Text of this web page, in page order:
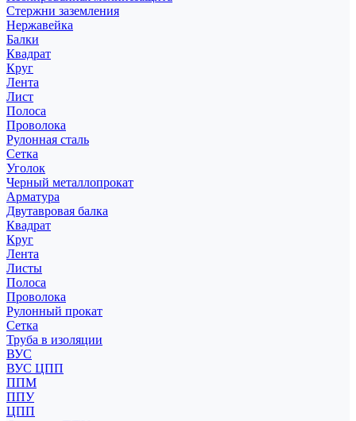
Стержни заземления
Нержавейка
Балки
Квадрат
Круг
Лента
Лист
Полоса
Проволока
Рулонная сталь
Сетка
Уголок
Черный металлопрокат
Арматура
Двутавровая балка
Квадрат
Круг
Лента
Листы
Полоса
Проволока
Рулонный прокат
Сетка
Труба в изоляции
ВУС
ВУС ЦПП
ППМ
ППУ
ЦПП